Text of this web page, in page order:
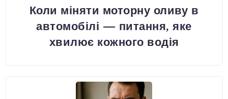
Коли міняти моторну оливу в
автомобілі — питання, яке
хвилює кожного водія